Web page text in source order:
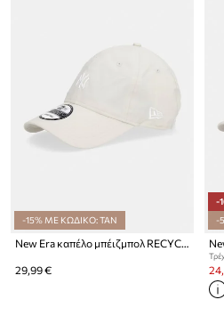
-15% ΜΕ ΚΩΔΙΚΟ: TAN
New Era καπέλο μπέιζμπολ RECYCLED MINI 920 NYY
29,99 €
-
-